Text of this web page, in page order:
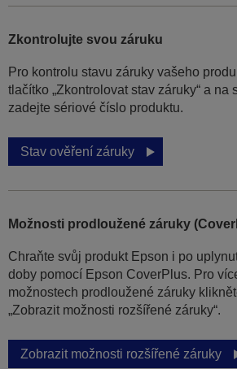
Zkontrolujte svou záruku
Pro kontrolu stavu záruky vašeho
tlačítko „Zkontrolovat stav záruky“ a na
zadejte sériové číslo produktu.
Stav ověření záruky
Možnosti prodloužené záruky
Chraňte svůj produkt Epson i po
doby pomocí Epson CoverPlus. Pro
možnostech prodloužené záruky
„Zobrazit možnosti rozšířené záruky“.
Zobrazit možnosti rozšířené záruky